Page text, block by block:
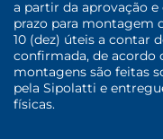
a partir da aprovação
prazo para montagem
10 (dez) úteis a contar
confirmada, de acordo
montagens são feitas
pela Sipolatti e
físicas.